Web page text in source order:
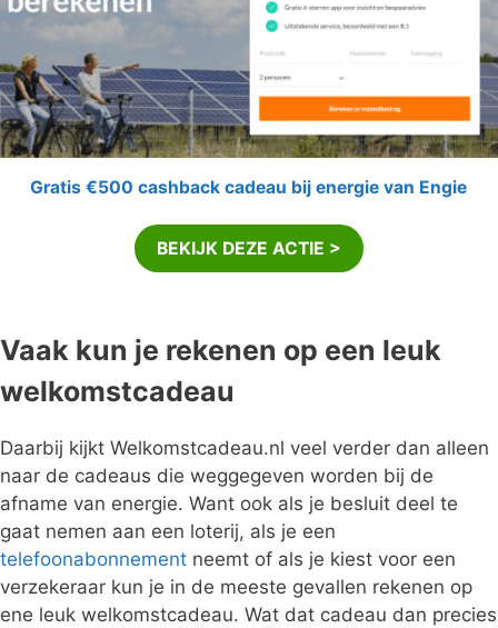
Gratis €500 cashback cadeau bij energie van Engie
BEKIJK DEZE ACTIE >
Vaak kun je rekenen op een leuk
welkomstcadeau
Daarbij kijkt Welkomstcadeau.nl veel verder dan alleen
naar de cadeaus die weggegeven worden bij de
afname van energie. Want ook als je besluit deel te
gaat nemen aan een loterij, als je een
telefoonabonnement neemt of als je kiest voor een
verzekeraar kun je in de meeste gevallen rekenen op
ene leuk welkomstcadeau. Wat dat cadeau dan precies